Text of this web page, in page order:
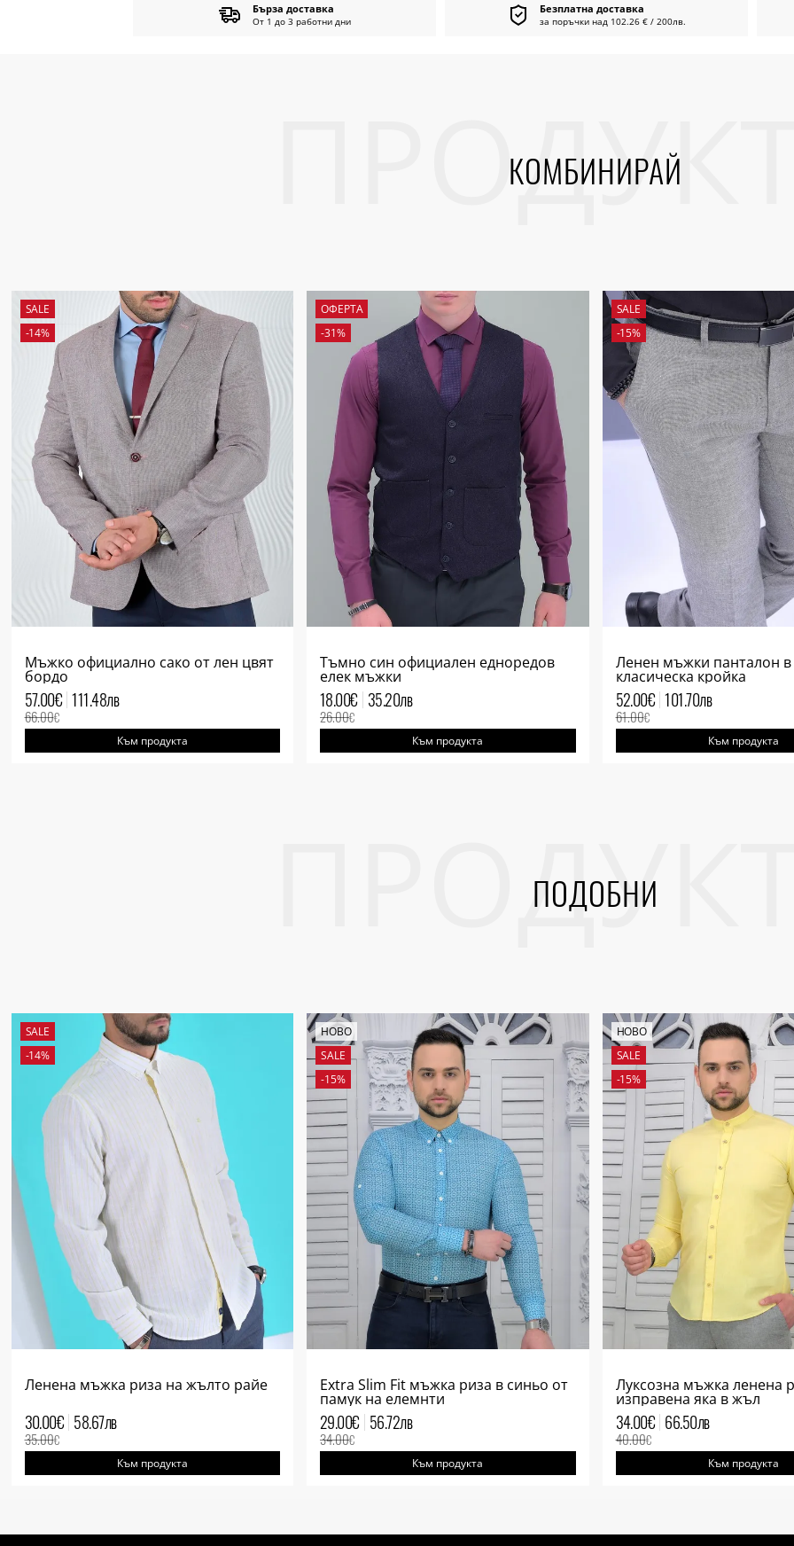
Бърза доставка
От 1 до 3 работни дни
Безплатна доставка
за поръчки над 102.26 € / 200лв.
КОМБИНИРАЙ
SALE
-14%
Мъжко официално сако от лен цвят
бордо
57.00€ 111.48лв
66.00€
Към продукта
ОФЕРТА
-31%
Тъмно син официален едноредов
елек мъжки
18.00€ 35.20лв
26.00€
Към продукта
SALE
-15%
Ленен мъжки панталон
класическа кройка
52.00€ 101.70лв
61.00€
Към продукта
ПОДОБНИ
SALE
-14%
Ленена мъжка риза на жълто райе
30.00€ 58.67лв
35.00€
Към продукта
НОВО
SALE
-15%
Extra Slim Fit мъжка риза в синьо от
памук на елемнти
29.00€ 56.72лв
34.00€
Към продукта
НОВО
SALE
-15%
Луксозна мъжка ленена
изправена яка в жъл
34.00€ 66.50лв
40.00€
Към продукта